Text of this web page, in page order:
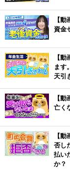
【
資金
【
ます
天引
【
亡く
【
否し
払い
か？